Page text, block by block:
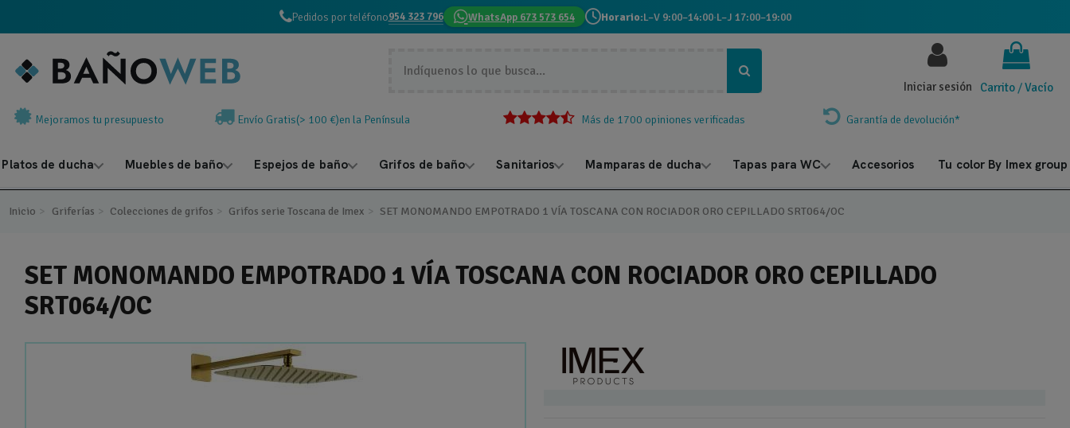
Pedidos por teléfono954 323 796 WhatsApp 673 573 654 Horario:L–V 9:00–14:00·L–J 17:00–19:00
Carrito /Vacío
Iniciar sesión
Mejoramos tu presupuesto Envío Gratis(> 100 €)en la Península Más de 1700 opiniones verificadas Garantía de devolución*
Platos de ducha Muebles de baño Espejos de baño Grifos de baño Sanitarios Mamparas de ducha Tapas para WC Accesorios Tu color By Imex group
Inicio Griferías Colecciones de grifos Grifos serie Toscana de Imex SET MONOMANDO EMPOTRADO 1 VÍA TOSCANA CON ROCIADOR ORO CEPILLADO SRT064/OC
SET MONOMANDO EMPOTRADO 1 VÍA TOSCANA CON ROCIADOR ORO CEPILLADO
SRT064/OC